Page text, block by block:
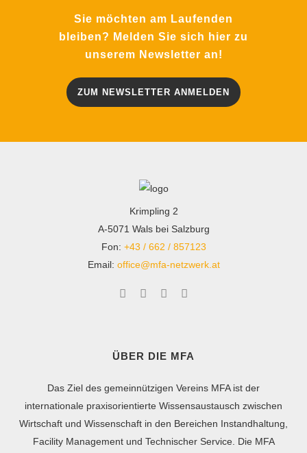
Sie möchten am Laufenden
bleiben? Melden Sie sich hier zu
unserem Newsletter an!
ZUM NEWSLETTER ANMELDEN
Krimpling 2
A-5071 Wals bei Salzburg
Fon: +43 / 662 / 857123
Email: office@mfa-netzwerk.at
ÜBER DIE MFA
Das Ziel des gemeinnützigen Vereins MFA ist der
internationale praxisorientierte Wissensaustausch zwischen
Wirtschaft und Wissenschaft in den Bereichen Instandhaltung,
Facility Management und Technischer Service. Die MFA